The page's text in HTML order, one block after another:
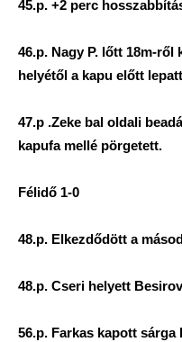
45.p. +2 perc
46.p. Nagy P. lőtt 18m-
helyétől a kapu előtt
47.p .Zeke bal oldali
kapufa mellé pörgetett.
Félidő 1-0
48.p. Elkezdődött a
48.p. Cseri helyett
56.p. Farkas kapott